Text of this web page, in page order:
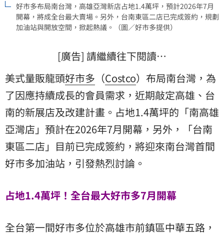
好市多布局南台灣，高雄亞灣新店占地1.4萬坪，預計2026年7月
開幕，將成全台最大賣場。另外，台南東區二店已完成簽約，規劃
加油站與開放空間，掀起熱議。（圖／好市多提供）
[廣告] 請繼續往下閱讀…
美式量販龍頭好市多 （Costco）布局南台灣，為
了因應持續成長的會員需求，近期敲定高雄、台
南的新展店及改建計畫。占地1.4萬坪的「南高雄
亞灣店 」預計在2026年7月開幕，另外，「台南
東區二店 」目前已完成簽約，將迎來南台灣首間
好市多加油站，引發熱烈討論。
占地1.4萬坪！全台最大好市多7月開幕
全台第一間好市多位於高雄市前鎮區中華五路，